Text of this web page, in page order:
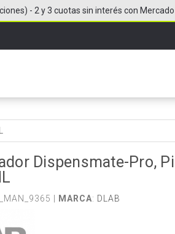
- 2 y 3 cuotas sin interés con
Dispensmate-Pro,
| MARCA: DLAB